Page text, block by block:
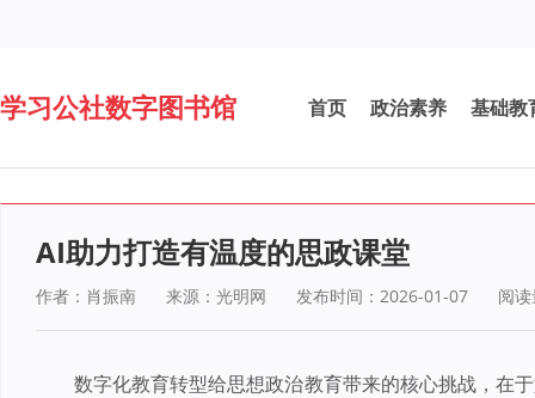
学习公社数字图书馆 首页 政治素养 基础教
AI助力打造有温度的思政课堂
作者：肖振南 来源：光明网 发布时间：2026-01-07 阅
数字化教育转型给思想政治教育带来的核心挑战，在